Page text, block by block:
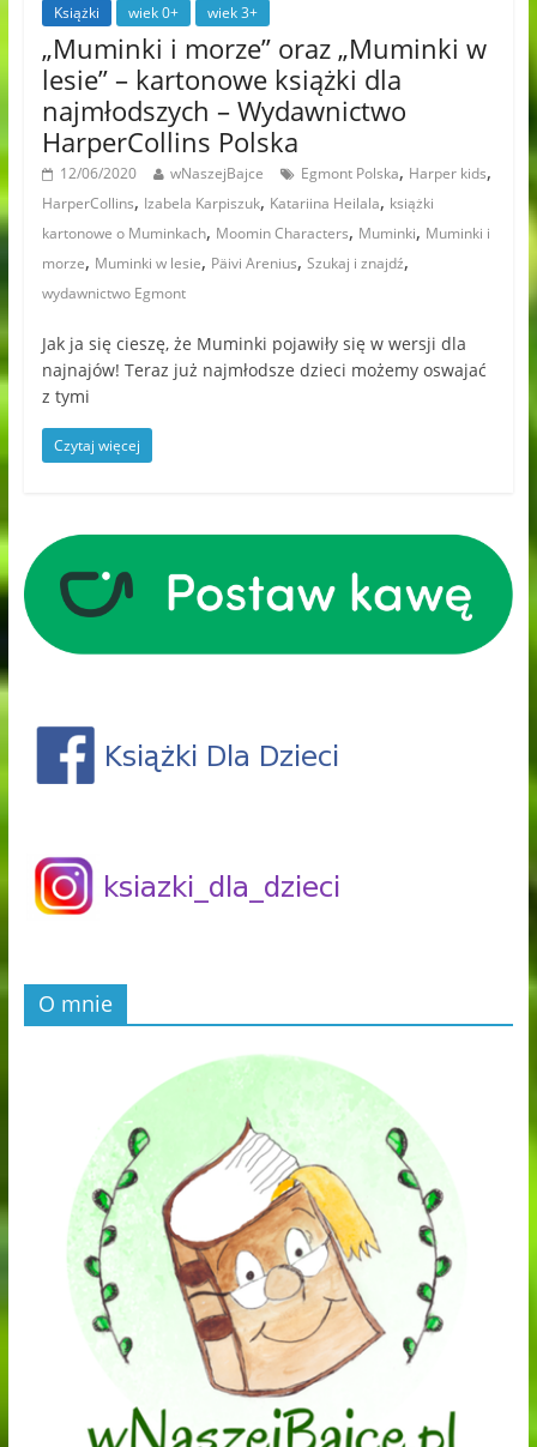
Książki wiek 0+ wiek 3+
„Muminki i morze” oraz „Muminki w
lesie” – kartonowe książki dla
najmłodszych – Wydawnictwo
HarperCollins Polska
12/06/2020 wNaszejBajce Egmont Polska, Harper kids,
HarperCollins, Izabela Karpiszuk, Katariina Heilala, książki
kartonowe o Muminkach, Moomin Characters, Muminki, Muminki i
morze, Muminki w lesie, Päivi Arenius, Szukaj i znajdź,
wydawnictwo Egmont
Jak ja się cieszę, że Muminki pojawiły się w wersji dla
najnajów! Teraz już najmłodsze dzieci możemy oswajać
z tymi
Czytaj więcej
O mnie